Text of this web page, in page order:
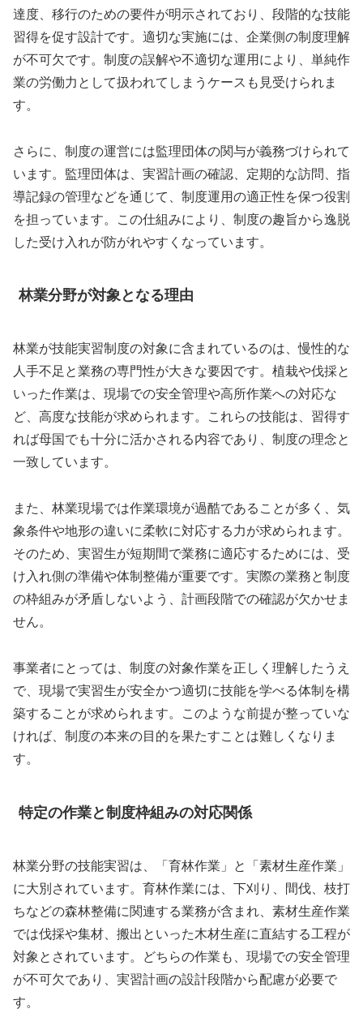
達度、移行のための要件が明示されており、段階的な技能
習得を促す設計です。適切な実施には、企業側の制度理解
が不可欠です。制度の誤解や不適切な運用により、単純作
業の労働力として扱われてしまうケースも見受けられま
す。
さらに、制度の運営には監理団体の関与が義務づけられて
います。監理団体は、実習計画の確認、定期的な訪問、指
導記録の管理などを通じて、制度運用の適正性を保つ役割
を担っています。この仕組みにより、制度の趣旨から逸脱
した受け入れが防がれやすくなっています。
林業分野が対象となる理由
林業が技能実習制度の対象に含まれているのは、慢性的な
人手不足と業務の専門性が大きな要因です。植栽や伐採と
いった作業は、現場での安全管理や高所作業への対応な
ど、高度な技能が求められます。これらの技能は、習得す
れば母国でも十分に活かされる内容であり、制度の理念と
一致しています。
また、林業現場では作業環境が過酷であることが多く、気
象条件や地形の違いに柔軟に対応する力が求められます。
そのため、実習生が短期間で業務に適応するためには、受
け入れ側の準備や体制整備が重要です。実際の業務と制度
の枠組みが矛盾しないよう、計画段階での確認が欠かせま
せん。
事業者にとっては、制度の対象作業を正しく理解したうえ
で、現場で実習生が安全かつ適切に技能を学べる体制を構
築することが求められます。このような前提が整っていな
ければ、制度の本来の目的を果たすことは難しくなりま
す。
特定の作業と制度枠組みの対応関係
林業分野の技能実習は、「育林作業」と「素材生産作業」
に大別されています。育林作業には、下刈り、間伐、枝打
ちなどの森林整備に関連する業務が含まれ、素材生産作業
では伐採や集材、搬出といった木材生産に直結する工程が
対象とされています。どちらの作業も、現場での安全管理
が不可欠であり、実習計画の設計段階から配慮が必要で
す。